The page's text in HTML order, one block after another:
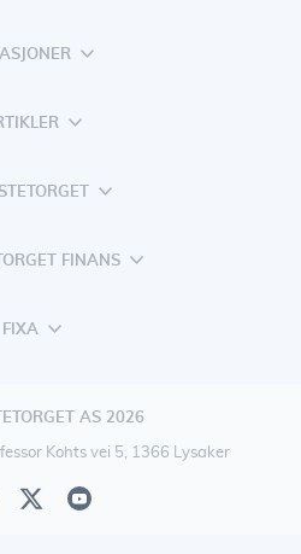
FINANS
FIXA
AS 2026
Kohts vei 5, 1366 Lysaker